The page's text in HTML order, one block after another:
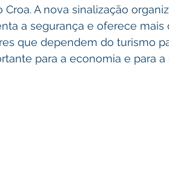
Croa. A nova sinalização
a segurança e oferece
que dependem do turismo
para a economia e para a